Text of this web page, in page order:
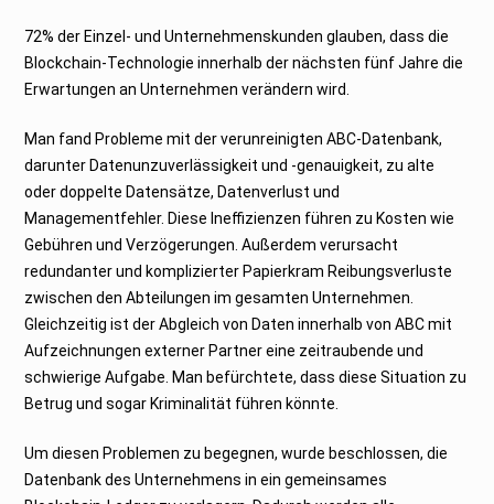
72% der Einzel- und Unternehmenskunden glauben, dass die
Blockchain-Technologie innerhalb der nächsten fünf Jahre die
Erwartungen an Unternehmen verändern wird.
Man fand Probleme mit der verunreinigten ABC-Datenbank,
darunter Datenunzuverlässigkeit und -genauigkeit, zu alte
oder doppelte Datensätze, Datenverlust und
Managementfehler. Diese Ineffizienzen führen zu Kosten wie
Gebühren und Verzögerungen. Außerdem verursacht
redundanter und komplizierter Papierkram Reibungsverluste
zwischen den Abteilungen im gesamten Unternehmen.
Gleichzeitig ist der Abgleich von Daten innerhalb von ABC mit
Aufzeichnungen externer Partner eine zeitraubende und
schwierige Aufgabe. Man befürchtete, dass diese Situation zu
Betrug und sogar Kriminalität führen könnte.
Um diesen Problemen zu begegnen, wurde beschlossen, die
Datenbank des Unternehmens in ein gemeinsames